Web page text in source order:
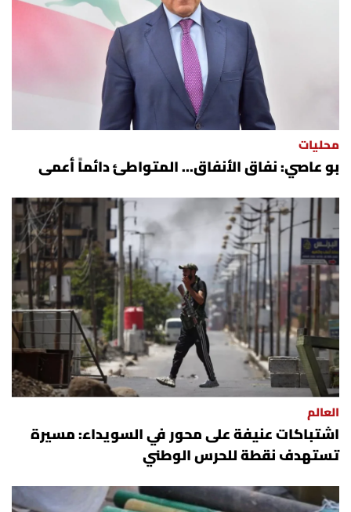
محليات
بو عاصي: نفاق الأنفاق... المتواطئ دائماً أعمى
العالم
اشتباكات عنيفة على محور في السويداء: مسيرة
تستهدف نقطة للحرس الوطني